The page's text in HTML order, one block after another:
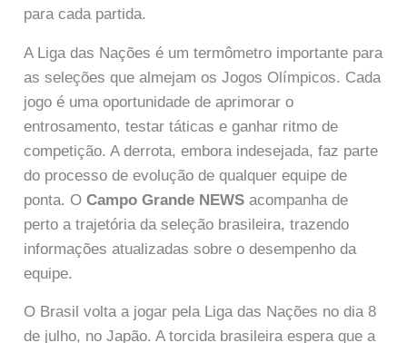
para cada partida.
A Liga das Nações é um termômetro importante para
as seleções que almejam os Jogos Olímpicos. Cada
jogo é uma oportunidade de aprimorar o
entrosamento, testar táticas e ganhar ritmo de
competição. A derrota, embora indesejada, faz parte
do processo de evolução de qualquer equipe de
ponta. OCampo Grande NEWS acompanha de
perto a trajetória da seleção brasileira, trazendo
informações atualizadas sobre o desempenho da
equipe.
O Brasil volta a jogar pela Liga das Nações no dia 8
de julho, no Japão. A torcida brasileira espera que a